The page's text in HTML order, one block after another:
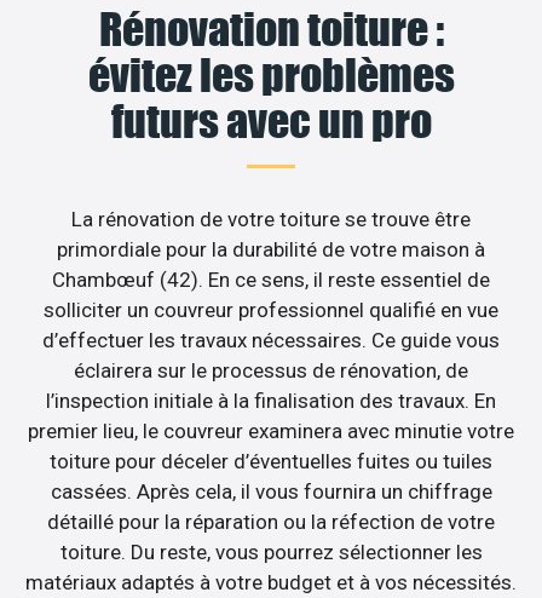
Rénovation toiture :
évitez les problèmes
futurs avec un pro
La rénovation de votre toiture se trouve être
primordiale pour la durabilité de votre maison à
Chambœuf (42). En ce sens, il reste essentiel de
solliciter un couvreur professionnel qualifié en vue
d’effectuer les travaux nécessaires. Ce guide vous
éclairera sur le processus de rénovation, de
l’inspection initiale à la finalisation des travaux. En
premier lieu, le couvreur examinera avec minutie votre
toiture pour déceler d’éventuelles fuites ou tuiles
cassées. Après cela, il vous fournira un chiffrage
détaillé pour la réparation ou la réfection de votre
toiture. Du reste, vous pourrez sélectionner les
matériaux adaptés à votre budget et à vos nécessités.